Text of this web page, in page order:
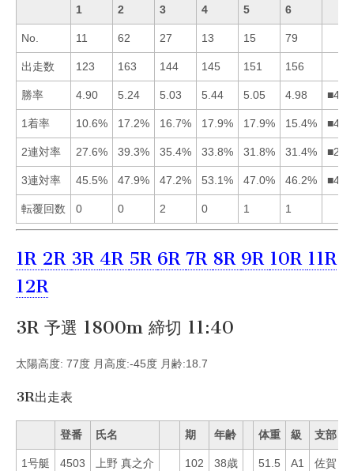
1 2 3 4 5 6
No. 11 62 27 13 15 79
出走数 123 163 144 145 151 156
勝率 4.90 5.24 5.03 5.44 5.05 4.98
1着率 10.6% 17.2% 16.7% 17.9% 17.9% 15.4%
2連対率 27.6% 39.3% 35.4% 33.8% 31.8% 31.4%
3連対率 45.5% 47.9% 47.2% 53.1% 47.0% 46.2%
転覆回数 0 0 2 0 1 1
1R 2R 3R 4R 5R 6R 7R 8R 9R 10R 11R
12R
3R 予選 1800m 締切 11:40
太陽高度: 77度 月高度:-45度 月齢:18.7
3R出走表
登番 氏名 期 年齢 体重 級 支部
1号艇 4503 上野 真之介 102 38歳 51.5 A1 佐賀